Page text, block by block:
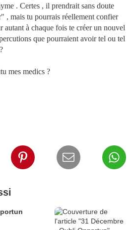
. Certes , il prendrait sans doute
, mais tu pourrais réellement confier
autant à chaque fois te créer un nouvel
que pourraient avoir tel ou tel
mes medics ?